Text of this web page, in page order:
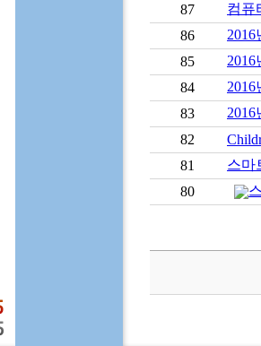
87
컴퓨
86
85
84
2016
83
2016
82
81
스마
80